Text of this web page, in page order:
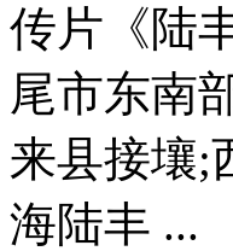
传片《陆
尾市东南
来县接壤;
海陆丰 ...